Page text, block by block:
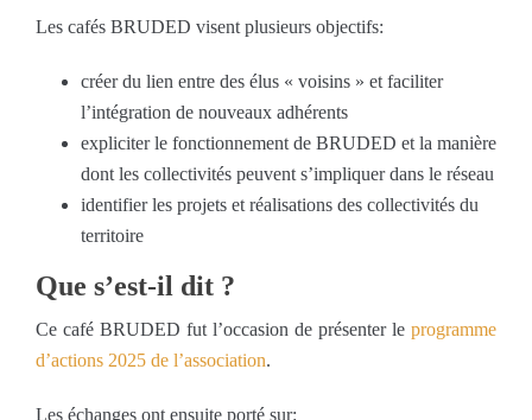
Les cafés BRUDED visent plusieurs objectifs:
créer du lien entre des élus « voisins » et faciliter
l’intégration de nouveaux adhérents
expliciter le fonctionnement de BRUDED et la manière
dont les collectivités peuvent s’impliquer dans le réseau
identifier les projets et réalisations des collectivités du
territoire
Que s’est-il dit ?
Ce café BRUDED fut l’occasion de présenter le programme
d’actions 2025 de l’association.
Les échanges ont ensuite porté sur: